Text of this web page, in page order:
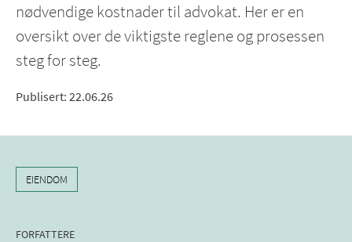
nødvendige kostnader til advokat. Her er en
oversikt over de viktigste reglene og prosessen
steg for steg.
Publisert: 22.06.26
EIENDOM
FORFATTERE